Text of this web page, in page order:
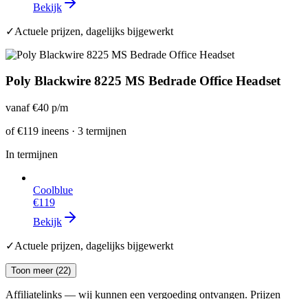
Bekijk
✓Actuele prijzen, dagelijks bijgewerkt
Poly Blackwire 8225 MS Bedrade Office Headset
vanaf€40 p/m
of€119 ineens · 3 termijnen
In termijnen
Coolblue
€119
Bekijk
✓Actuele prijzen, dagelijks bijgewerkt
Toon meer (22)
Affiliatelinks — wij kunnen een vergoeding ontvangen. Prijzen